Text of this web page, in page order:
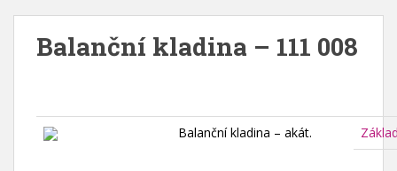
Balanční kladina – 111 008
Balanční kladina – akát.